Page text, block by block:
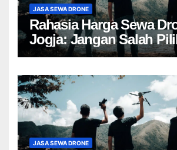
JASA SEWA DRONE
Rahasia Harga Sewa
Jogja: Jangan Salah
JASA SEWA DRONE